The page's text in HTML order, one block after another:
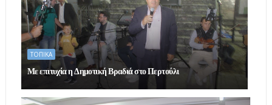
ΤΟΠΙΚΑ
Με επιτυχία η Δημοτική Βραδιά στο Περτούλι